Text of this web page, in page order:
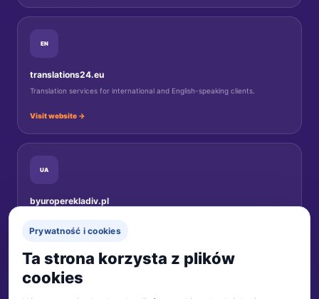
EN
translations24.eu
Translation services for international and English-speaking clients.
Visit website →
UA
byuroperekladiv.pl
Prywatność i cookies
Ta strona korzysta z plików
cookies